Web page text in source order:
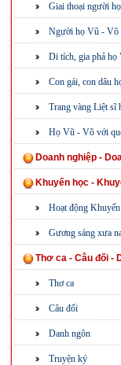
Giai thoại người
Người họ Vũ - Võ
Di tích, gia phả
Con gái, con dâu
Trang vàng Liệt sĩ
Họ Vũ - Võ với
Doanh nghiệp -
Khuyến học -
Hoạt động
Gương sáng xưa
Thơ ca - Câu đối -
Thơ ca
Câu đối
Danh ngôn
Truyện ký